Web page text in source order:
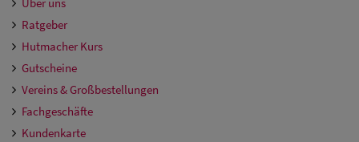
Ratgeber
Hutmacher Kurs
Gutscheine
Vereins & Großbestellungen
Fachgeschäfte
Kundenkarte